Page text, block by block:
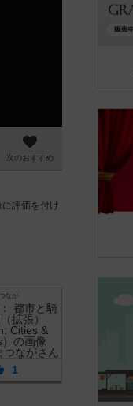
次のおすすめ
評価を付け
なが
1